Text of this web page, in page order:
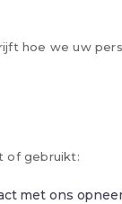
hoe we uw
of gebruikt:
met ons